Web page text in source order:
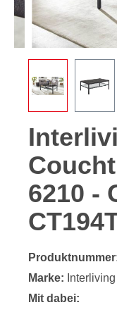
6210 -
Marke: Interliving
Mit dabei: